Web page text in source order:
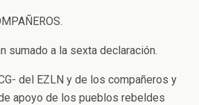
sumado a la sexta declaración.
del EZLN y de los compañeros y
apoyo de los pueblos rebeldes